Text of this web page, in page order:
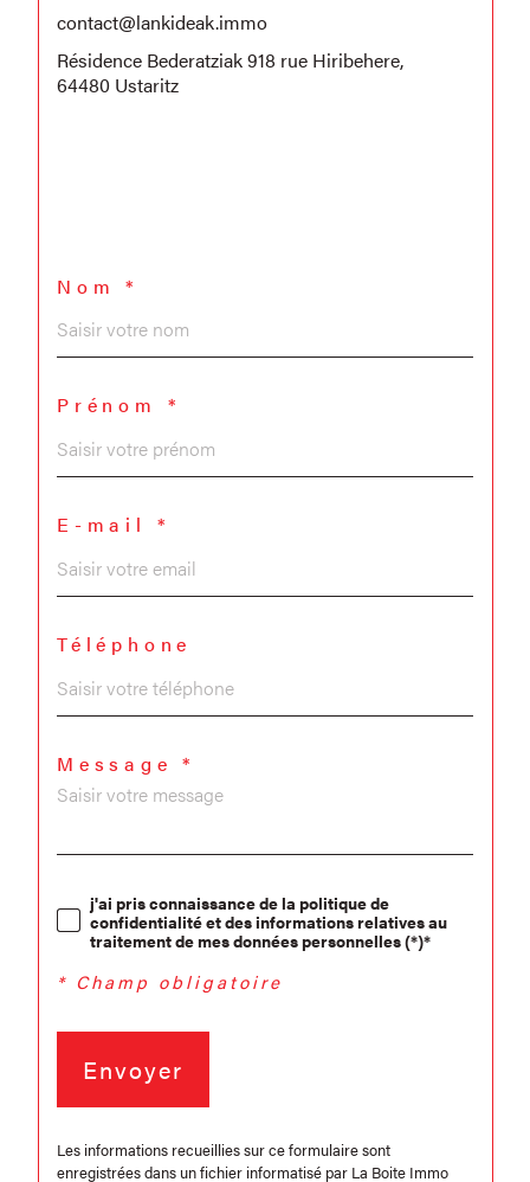
contact@lankideak.immo
Résidence Bederatziak 918 rue Hiribehere,
64480 Ustaritz
Nom *
Prénom *
E-mail *
Téléphone
Message *
j'ai pris connaissance de la politique de
confidentialité et des informations relatives au
traitement de mes données personnelles (*)*
* Champ obligatoire
Envoyer
Les informations recueillies sur ce formulaire sont
enregistrées dans un fichier informatisé par La Boite Immo